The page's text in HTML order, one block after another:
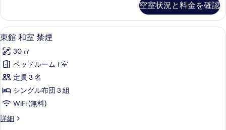
す
る
ー
ム
禁
煙
の
す
べ
て
の
ツ
イ
ン
ー
ム
禁
煙
の
詳
細
空室状況と料金を確認
東
館
和
室
禁
煙
す
東館 和室 禁煙 | セーフティボックス
3
東館 和室 禁煙
30 ㎡
ベッドルーム 1 室
定員 3 名
シングル布団 3 組
WiFi (無料)
詳細
東